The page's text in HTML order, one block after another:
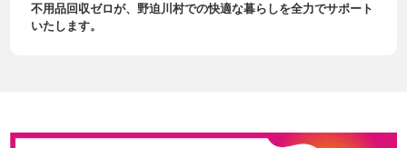
不用品回収ゼロが、野迫川村での快適な暮らしを全力でサポート
いたします。